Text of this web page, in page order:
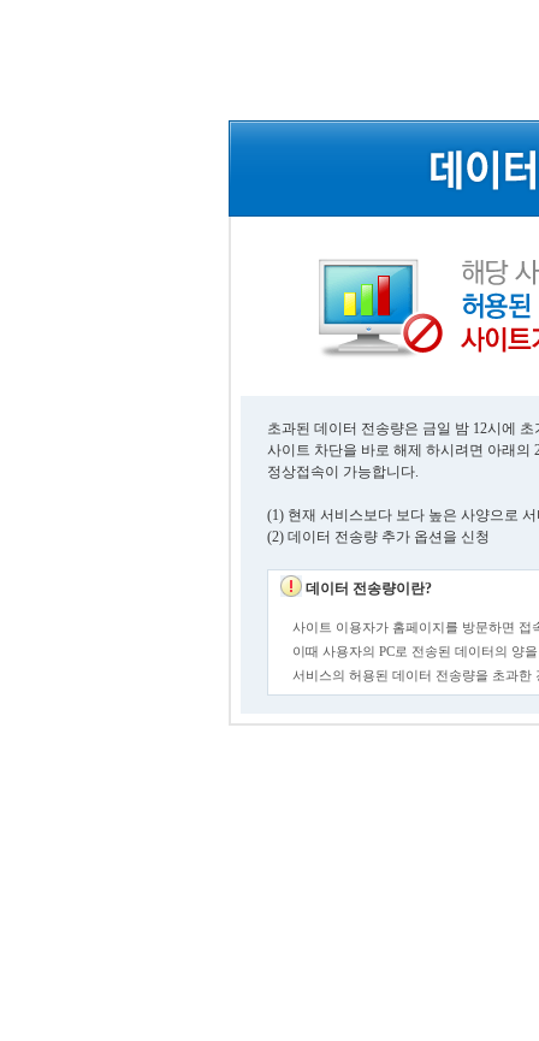
초과된 데이터 전송량은 금일 밤 12시에
사이트 차단을 바로 해제 하시려면 아래의
정상접속이 가능합니다.
(1) 현재 서비스보다 보다 높은 사양으로
(2) 데이터 전송량 추가 옵션을 신청
데이터 전송량이란?
사이트 이용자가 홈페이지를 방문하면 접
이때 사용자의 PC로 전송된 데이터의 양
서비스의 허용된 데이터 전송량을 초과